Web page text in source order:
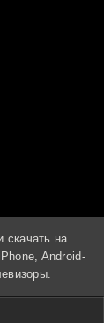
скачать на
Android-